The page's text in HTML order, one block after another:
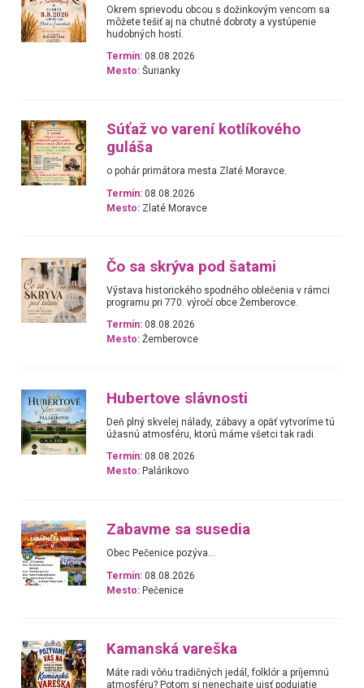
Okrem sprievodu obcou s dožinkovým vencom sa
môžete tešiť aj na chutné dobroty a vystúpenie
hudobných hostí.
Termín: 08.08.2026
Mesto: Šurianky
Súťaž vo varení kotlíkového
guláša
o pohár primátora mesta Zlaté Moravce.
Termín: 08.08.2026
Mesto: Zlaté Moravce
Čo sa skrýva pod šatami
Výstava historického spodného oblečenia v rámci
programu pri 770. výročí obce Žemberovce.
Termín: 08.08.2026
Mesto: Žemberovce
Hubertove slávnosti
Deň plný skvelej nálady, zábavy a opäť vytvoríme tú
úžasnú atmosféru, ktorú máme všetci tak radi.
Termín: 08.08.2026
Mesto: Palárikovo
Zabavme sa susedia
Obec Pečenice pozýva...
Termín: 08.08.2026
Mesto: Pečenice
Kamanská vareška
Máte radi vôňu tradičných jedál, folklór a príjemnú
atmosféru? Potom si nenechajte ujsť podujatie